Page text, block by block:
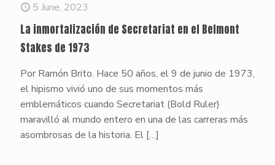
5 June, 2023
La inmortalización de Secretariat en el Belmont
Stakes de 1973
Por Ramón Brito. Hace 50 años, el 9 de junio de 1973,
el hipismo vivió uno de sus momentos más
emblemáticos cuando Secretariat (Bold Ruler)
maravilló al mundo entero en una de las carreras más
asombrosas de la historia. El […]